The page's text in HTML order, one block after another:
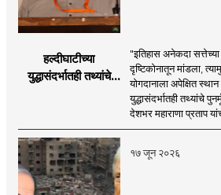
हल्दीघाटीच्या
युद्धासंदर्भातही तथ्यांचे
मोहनजी भागवत
"इतिहास अनेकदा
दृष्टिकोनातून मांडला,
योगदानाला अपेक्षित स्थान
युद्धासंदर्भातही तथ्यांचे
देशभर महाराणा प्रताप
१७ जून २०२६